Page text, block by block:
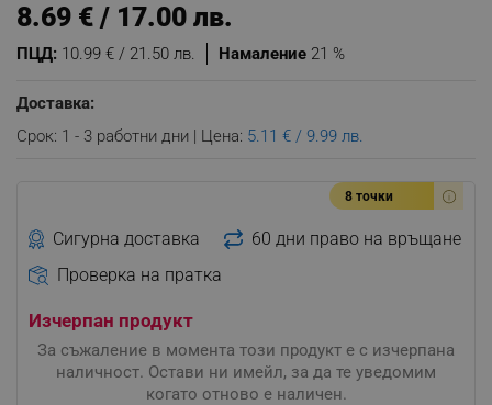
Намаление 21 %
ПЦД: 10.99 € / 21.50 лв.
8.69 € / 17.00 лв.
Доставка:
Срок: 1 - 3 работни дни | Цена: 5.11 € / 9.99 лв.
8 точки
Сигурна доставка
60 дни право на връщане
Проверка на пратка
Изчерпан продукт
За съжаление в момента този продукт е с изчерпана
наличност. Остави ни имейл, за да те уведомим
когато отново е наличен.